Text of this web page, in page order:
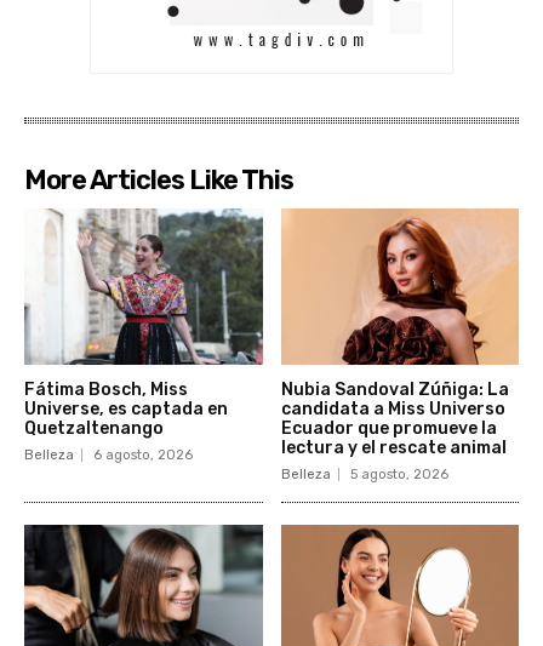
More Articles Like This
Fátima Bosch, Miss
Universe, es captada en
Quetzaltenango
Belleza 6 agosto, 2026
Nubia Sandoval Zúñiga: La
candidata a Miss Universo
Ecuador que promueve la
lectura y el rescate animal
Belleza 5 agosto, 2026